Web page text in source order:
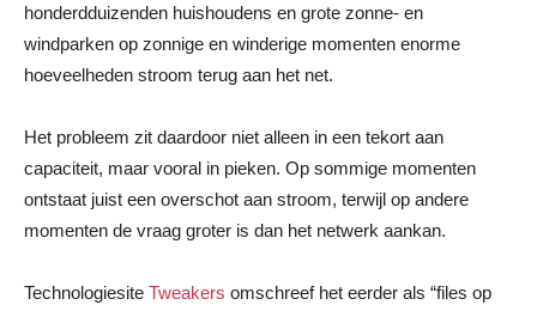
honderdduizenden huishoudens en grote zonne- en
windparken op zonnige en winderige momenten enorme
hoeveelheden stroom terug aan het net.
Het probleem zit daardoor niet alleen in een tekort aan
capaciteit, maar vooral in pieken. Op sommige momenten
ontstaat juist een overschot aan stroom, terwijl op andere
momenten de vraag groter is dan het netwerk aankan.
Technologiesite Tweakers omschreef het eerder als “files op